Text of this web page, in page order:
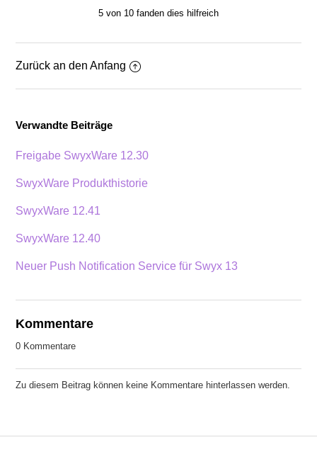
5 von 10 fanden dies hilfreich
Zurück an den Anfang
Verwandte Beiträge
Freigabe SwyxWare 12.30
SwyxWare Produkthistorie
SwyxWare 12.41
SwyxWare 12.40
Neuer Push Notification Service für Swyx 13
Kommentare
0 Kommentare
Zu diesem Beitrag können keine Kommentare hinterlassen werden.